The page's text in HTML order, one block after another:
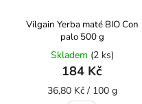
Vilgain Yerba maté BIO Con
palo 500 g
Skladem (2 ks)
184 Kč
36,80 Kč / 100 g